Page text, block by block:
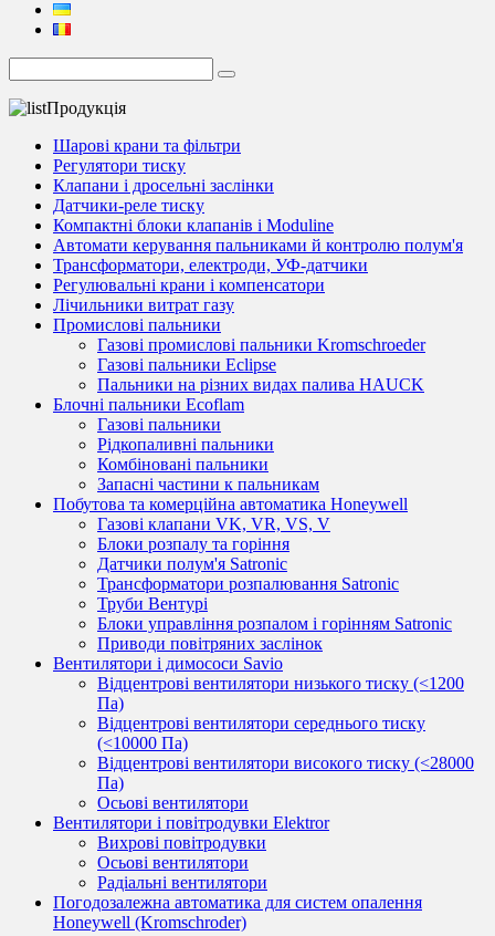
Продукція
Шарові крани та фільтри
Регулятори тиску
Клапани і дросельні заслінки
Датчики-реле тиску
Компактні блоки клапанів і Moduline
Автомати керування пальниками й контролю полум'я
Трансформатори, електроди, УФ-датчики
Регулювальні крани і компенсатори
Лічильники витрат газу
Промислові пальники
Газові промислові пальники Kromschroeder
Газові пальники Eclipse
Пальники на різних видах палива HAUCK
Блочні пальники Ecoflam
Газові пальники
Рідкопаливні пальники
Комбіновані пальники
Запасні частини к пальникам
Побутова та комерційна автоматика Honeywell
Газові клапани VK, VR, VS, V
Блоки розпалу та горіння
Датчики полум'я Satronic
Трансформатори розпалювання Satronic
Труби Вентурі
Блоки управління розпалом і горінням Satronic
Приводи повітряних заслінок
Вентилятори і димососи Savio
Відцентрові вентилятори низького тиску (<1200
Па)
Відцентрові вентилятори середнього тиску
(<10000 Па)
Відцентрові вентилятори високого тиску (<28000
Па)
Осьові вентилятори
Вентилятори і повітродувки Elektror
Вихрові повітродувки
Осьові вентилятори
Радіальні вентилятори
Погодозалежна автоматика для систем опалення
Honeywell (Kromschroder)